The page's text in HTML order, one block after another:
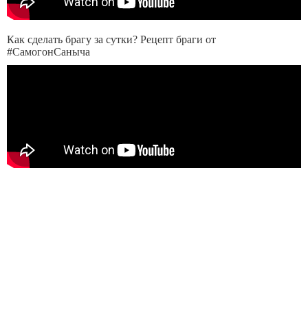
Как сделать брагу за сутки? Рецепт браги от
#СамогонСаныча